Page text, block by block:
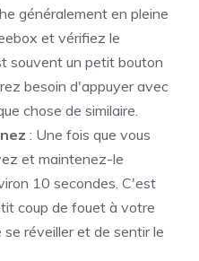
généralement en pleine
et vérifiez le
souvent un petit bouton
besoin d'appuyer avec
chose de similaire.
: Une fois que vous
et maintenez-le
10 secondes. C'est
coup de fouet à votre
se réveiller et de sentir le